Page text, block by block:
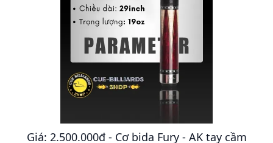
Giá: 2.500.000đ - Cơ bida Fury - AK tay cầm